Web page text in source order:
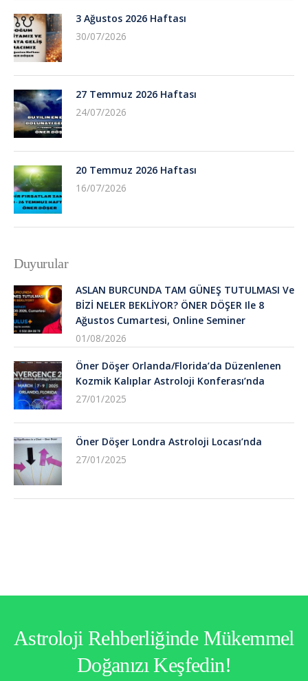
3 Ağustos 2026 Haftası
30/07/2026
27 Temmuz 2026 Haftası
24/07/2026
20 Temmuz 2026 Haftası
16/07/2026
Duyurular
ASLAN BURCUNDA TAM GÜNEŞ TUTULMASI Ve
BİZİ NELER BEKLİYOR? ÖNER DÖŞER Ile 8
Ağustos Cumartesi, Online Seminer
01/08/2026
Öner Döşer Orlanda/Florida’da Düzenlenen
Kozmik Kalıplar Astroloji Konferası’nda
27/01/2025
Öner Döşer Londra Astroloji Locası’nda
27/01/2025
Astroloji Rehberliğinde Mükemmel
Doğanızı Keşfedin!